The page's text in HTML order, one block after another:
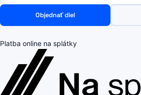
Redmi
Note
Pro
Lepka
pod
Batériový
Objednať diel
Platba online na splátky